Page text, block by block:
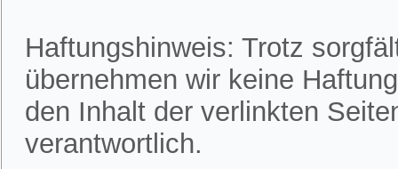
Haftungshinweis: Trotz
übernehmen wir keine
den Inhalt der verlinkten
verantwortlich.